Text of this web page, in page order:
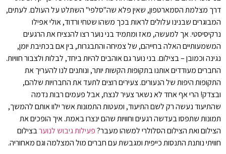
דרך מצלמת הסמארטפון, שאין פלא שה"סלפי" השתלט על העולם. לעתים,
המבוגרים שבנינו עלולים לראות בכך משהו שטחי ורדוד, אולי אפילו
נרקיסיסטי. אך למעשה, מאז ומתמיד בני נוער רצו להנציח את הרגעים
המשמעותיים האלה בחייהם, של צמיחה והתבגרות, בין אם בכתיבת יומן,
נגינה וכמובן – בצילום. בני נוער גם אוהבים להיות ביחד, לבלות ולצבור חוויות.
החברים מעודדים אותנו בתקופות הקשות יותר, ונותנים לנו להעריך את
התקופות היפות של הנעורים. צעירים רוצים לתעד את החברויות שלהם,
ובצדק! הרי אף אחד לא נשאר צעיר לנצח, אבל פעמים רבות נדמה
שהתיעוד נעשה רק לשם התיעוד, ומעטות התמונות אשר ילוו אותם להמשך,
תמונות שתפסו בעדשה רגעים וחוויות שהם ינצרו באמת. איך הופכים את
הצילום ואת הצילום הסלולרי למשהו מעבר?פעילות גיבוש לנוערבצילום
חוויתי נותנת התנסות כייפית ומגבשת עם חברים מול המצלמה וגם מאחוריה.